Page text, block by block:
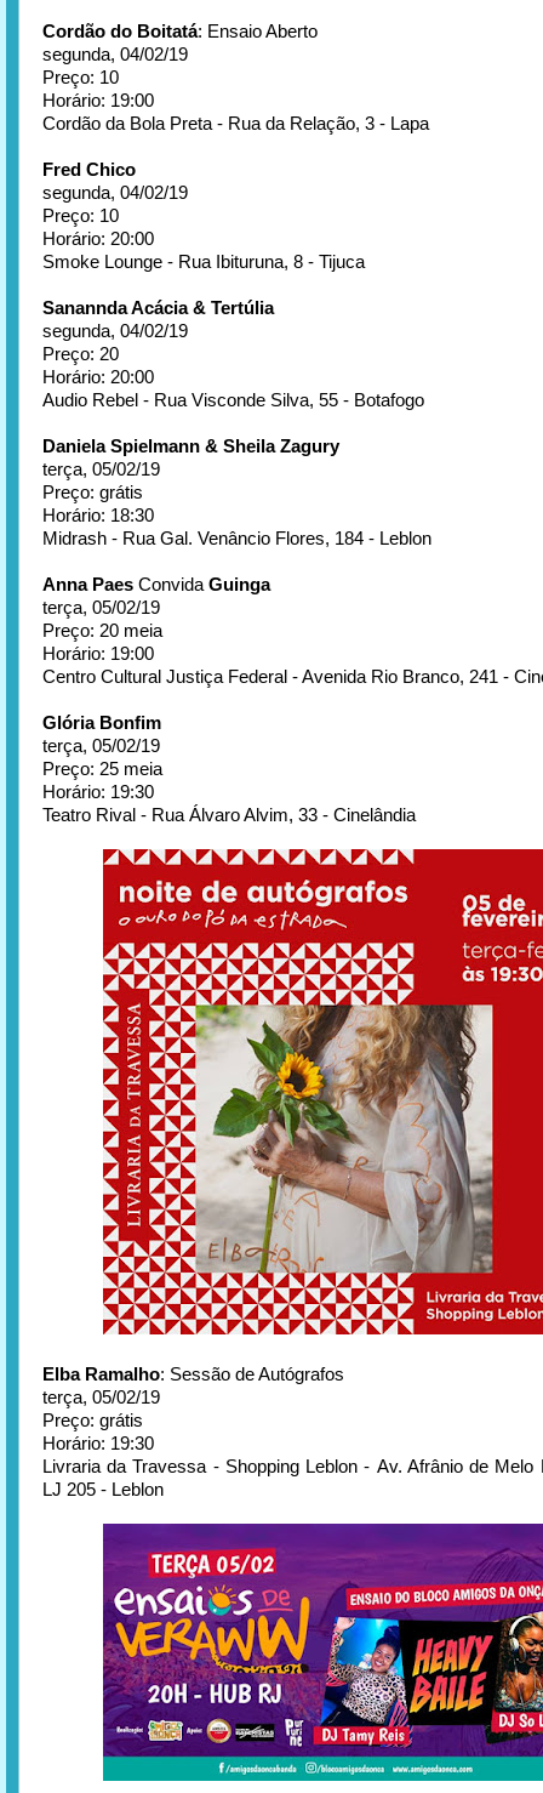
Cordão do Boitatá: Ensaio Aberto
segunda, 04/02/19
Preço: 10
Horário: 19:00
Cordão da Bola Preta - Rua da Relação, 3 - Lapa
Fred Chico
segunda, 04/02/19
Preço: 10
Horário: 20:00
Smoke Lounge - Rua Ibituruna, 8 - Tijuca
Sanannda Acácia & Tertúlia
segunda, 04/02/19
Preço: 20
Horário: 20:00
Audio Rebel - Rua Visconde Silva, 55 - Botafogo
Daniela Spielmann & Sheila Zagury
terça, 05/02/19
Preço: grátis
Horário: 18:30
Midrash - Rua Gal. Venâncio Flores, 184 - Leblon
Anna Paes Convida Guinga
terça, 05/02/19
Preço: 20 meia
Horário: 19:00
Centro Cultural Justiça Federal - Avenida Rio Branco, 241 -
Glória Bonfim
terça, 05/02/19
Preço: 25 meia
Horário: 19:30
Teatro Rival - Rua Álvaro Alvim, 33 - Cinelândia
Elba Ramalho: Sessão de Autógrafos
terça, 05/02/19
Preço: grátis
Horário: 19:30
Livraria da Travessa - Shopping Leblon - Av. Afrânio de Melo
LJ 205 - Leblon